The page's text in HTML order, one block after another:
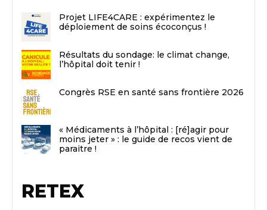
Projet LIFE4CARE : expérimentez le
déploiement de soins écoconçus !
Résultats du sondage: le climat change,
l’hôpital doit tenir !
Congrès RSE en santé sans frontière 2026
« Médicaments à l’hôpital : [ré]agir pour
moins jeter » : le guide de recos vient de
paraitre !
RETEX